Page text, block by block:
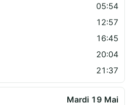
05:54
12:57
16:45
20:04
21:37
Mardi 19 Mai